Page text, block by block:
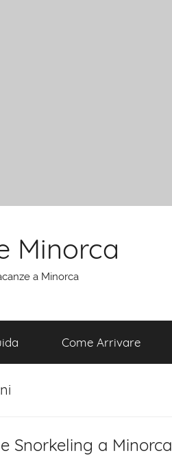
Minorca
a Minorca
Come Arrivare
Snorkeling a Minorca